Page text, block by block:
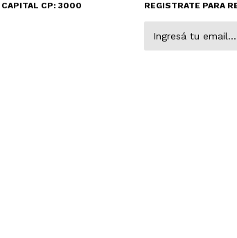
CAPITAL CP: 3000 REGISTRATE PARA